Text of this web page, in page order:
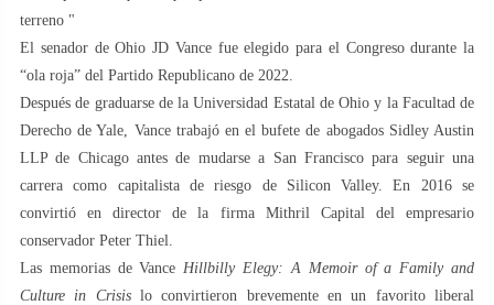
terreno "
El senador de Ohio JD Vance fue elegido para el Congreso durante la
“ola roja” del Partido Republicano de 2022.
Después de graduarse de la Universidad Estatal de Ohio y la Facultad de
Derecho de Yale, Vance trabajó en el bufete de abogados Sidley Austin
LLP de Chicago antes de mudarse a San Francisco para seguir una
carrera como capitalista de riesgo de Silicon Valley. En 2016 se
convirtió en director de la firma Mithril Capital del empresario
conservador Peter Thiel.
Las memorias de Vance Hillbilly Elegy: A Memoir of a Family and
Culture in Crisislo convirtieron brevemente en un favorito liberal